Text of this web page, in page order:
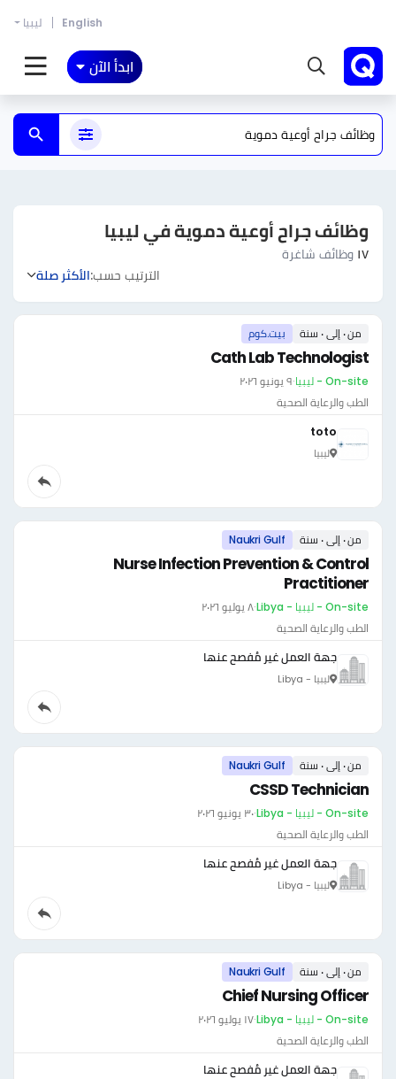
English ليبيا
ابدأ الآن
وظائف جراح أوعية دموية في ليبيا
١٧ وظائف شاغرة
الترتيب حسب:الأكثر صلة
من ٠ إلى ٠ سنة بيت.كوم
Cath Lab Technologist
On-site - ليبيا ·٩ يونيو ٢٠٢٦
الطب والرعاية الصحية
toto
ليبيا
من ٠ إلى ٠ سنة Naukri Gulf
Nurse Infection Prevention & Control
Practitioner
On-site - ليبيا - Libya ·٨ يوليو ٢٠٢٦
الطب والرعاية الصحية
جهة العمل غير مُفصح عنها
ليبيا - Libya
من ٠ إلى ٠ سنة Naukri Gulf
CSSD Technician
On-site - ليبيا - Libya ·٣٠ يونيو ٢٠٢٦
الطب والرعاية الصحية
جهة العمل غير مُفصح عنها
ليبيا - Libya
من ٠ إلى ٠ سنة Naukri Gulf
Chief Nursing Officer
On-site - ليبيا - Libya ·١٧ يوليو ٢٠٢٦
الطب والرعاية الصحية
جهة العمل غير مُفصح عنها